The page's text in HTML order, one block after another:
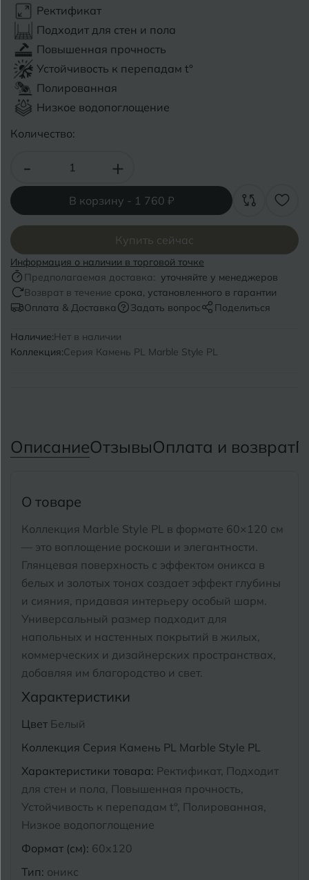
Ректификат
Подходит для стен и пола
Повышенная прочность
Устойчивость к перепадам t°
Полированная
Низкое водопоглощение
Количество:
- +
В корзину - 1 760 ₽
Купить сейчас
Информация о наличии в торговой точке
Предполагаемая доставка: уточняйте у менеджеров
Возврат в течение срока, установленного в гарантии
Оплата & Доставка
Задать вопрос Поделиться
Наличие:Нет в наличии
Коллекция:Серия Камень PL Marble Style PL
ОписаниеОтзывыОплата и возврат
О товаре
Коллекция Marble Style PL в формате 60×120 см
— это воплощение роскоши и элегантности.
Глянцевая поверхность с эффектом оникса в
белых и золотых тонах создает эффект глубины
и сияния, придавая интерьеру особый шарм.
Универсальный размер подходит для
напольных и настенных покрытий в жилых,
коммерческих и дизайнерских пространствах,
добавляя им благородство и свет.
Характеристики
Цвет Белый
Коллекция Серия Камень PL Marble Style PL
Характеристики товара: Ректификат, Подходит
для стен и пола, Повышенная прочность,
Устойчивость к перепадам t°, Полированная,
Низкое водопоглощение
Формат (см): 60x120
Тип: оникс
Брянск
Бугульма
Бугуруслан
В
Волгоград
Волгодонск
Воронеж
Воткинск
Г Геленджик
Е Евпатория
Иваново
Ижевск
Кемерово
Ковров
Кострома
Котлас
Краснодар
Курган
Курганинск
С
Самара
Славянск-на-Кубани
Смоленск
Сосновый Бор
Сочи
Сыктывкар
Тольятти
Тула
Тюмень
У Улан-Удэ